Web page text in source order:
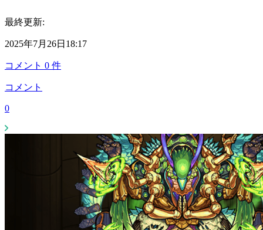
最終更新:
2025年7月26日18:17
コメント 0 件
コメント
0